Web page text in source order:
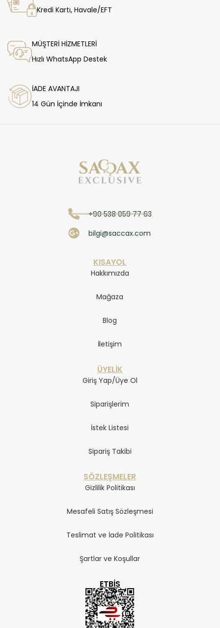
Kredi Kartı, Havale/EFT
MÜŞTERİ HİZMETLERİ
Hızlı WhatsApp Destek
İADE AVANTAJI
14 Gün İçinde İmkanı
+90 538 059 77 63
bilgi@saccax.com
KISAYOL
Hakkımızda
Mağaza
Blog
İletişim
ÜYELİK
Giriş Yap/Üye Ol
Siparişlerim
İstek Listesi
Sipariş Takibi
SÖZLEŞMELER
Gizlilik Politikası
Mesafeli Satış Sözleşmesi
Teslimat ve İade Politikası
Şartlar ve Koşullar
ETBIS